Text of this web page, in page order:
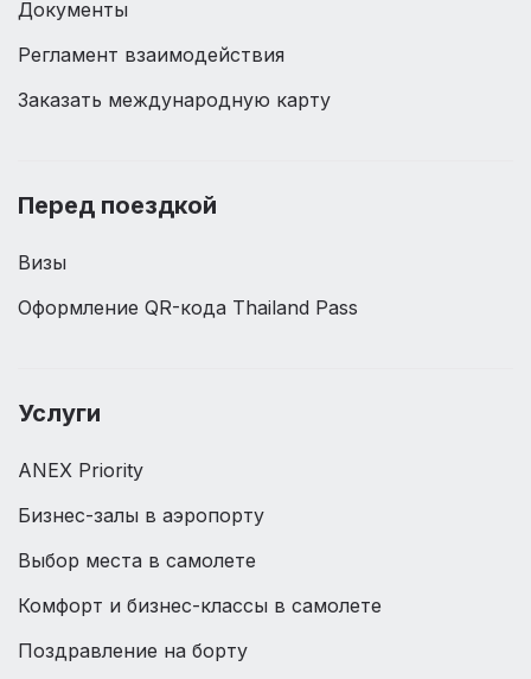
Документы
Регламент взаимодействия
Заказать международную карту
Перед поездкой
Визы
Оформление QR-кода Thailand Pass
Услуги
ANEX Priority
Бизнес-залы в аэропорту
Выбор места в самолете
Комфорт и бизнес-классы в самолете
Поздравление на борту